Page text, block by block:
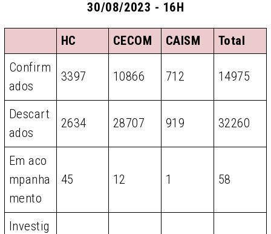
30/08/2023 - 16H
HC CECOM CAISM
Total
Confirm
ados
3397 10866 712 14975
Descart
ados
2634 28707 919 32260
Em aco
mpanha
mento
45 12 1 58
Investig